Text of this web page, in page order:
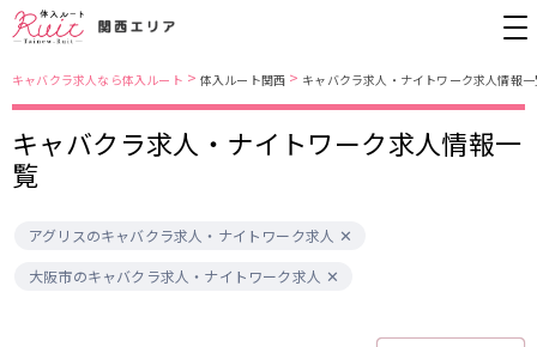
キャバクラ求人なら体入ルート > 体入ルート関西 > キャバクラ求人・ナイトワーク求人情報
キャバクラ求人・ナイトワーク求人情報一
覧
アグリスのキャバクラ求人・ナイトワーク求人
大阪市のキャバクラ求人・ナイトワーク求人
大阪市
京橋
キタ
堺東・岸和田
JR東西線
尼崎駅
新福島駅